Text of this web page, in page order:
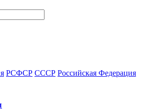
РСФСР СССР Российская Федерация